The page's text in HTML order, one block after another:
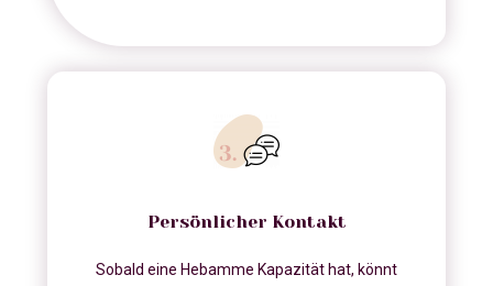
Persönlicher Kontakt
Sobald eine Hebamme Kapazität hat, könnt